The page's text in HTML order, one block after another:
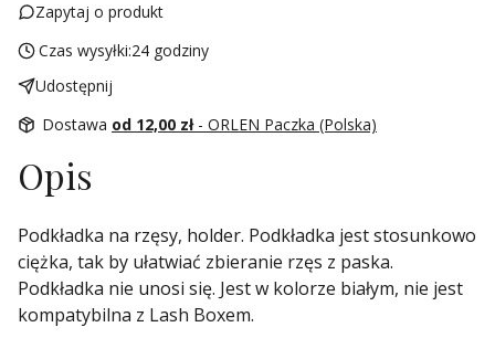
Zapytaj o produkt
Czas wysyłki:24 godziny
Udostępnij
Dostawa od 12,00 zł - ORLEN Paczka (Polska)
Opis
Podkładka na rzęsy, holder. Podkładka jest stosunkowo
ciężka, tak by ułatwiać zbieranie rzęs z paska.
Podkładka nie unosi się. Jest w kolorze białym, nie jest
kompatybilna z Lash Boxem.